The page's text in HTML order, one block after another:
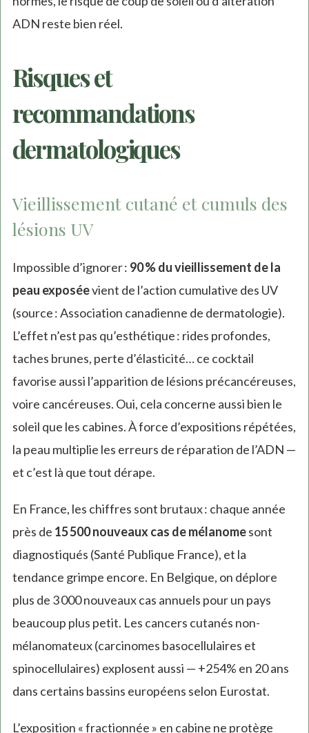
ADN reste bien réel.
Risques et
recommandations
dermatologiques
Vieillissement cutané et cumuls des
lésions UV
Impossible d’ignorer : 90 % du vieillissement de la
peau exposéevient de l’action cumulative des UV
(source : Association canadienne de dermatologie).
L’effet n’est pas qu’esthétique : rides profondes,
taches brunes, perte d’élasticité… ce cocktail
favorise aussi l’apparition de lésions précancéreuses,
voire cancéreuses. Oui, cela concerne aussi bien le
soleil que les cabines. À force d’expositions répétées,
la peau multiplie les erreurs de réparation de l’ADN —
et c’est là que tout dérape.
En France, les chiffres sont brutaux : chaque année
près de 15 500 nouveaux cas de mélanomesont
diagnostiqués (Santé Publique France), et la
tendance grimpe encore. En Belgique, on déplore
plus de 3 000 nouveaux cas annuels pour un pays
beaucoup plus petit. Les cancers cutanés non-
mélanomateux (carcinomes basocellulaires et
spinocellulaires) explosent aussi — +254% en 20 ans
dans certains bassins européens selon Eurostat.
L’exposition « fractionnée » en cabine ne protège